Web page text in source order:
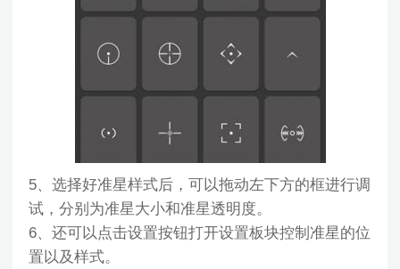
5、选择好准星样式后，可以拖动左下方的框进行调
试，分别为准星大小和准星透明度。
6、还可以点击设置按钮打开设置板块控制准星的位
置以及样式。